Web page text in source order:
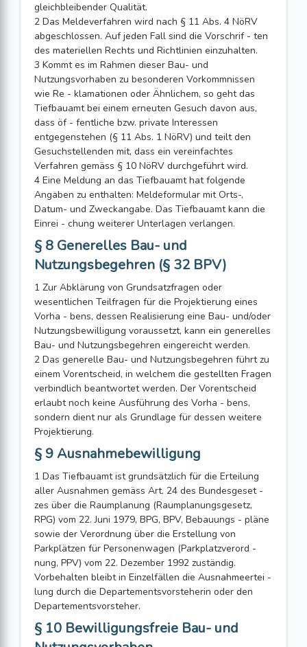
gleichbleibender Qualität.
2 Das Meldeverfahren wird nach § 11 Abs. 4 NöRV
abgeschlossen. Auf jeden Fall sind die Vorschrif - ten
des materiellen Rechts und Richtlinien einzuhalten.
3 Kommt es im Rahmen dieser Bau- und
Nutzungsvorhaben zu besonderen Vorkommnissen
wie Re - klamationen oder Ähnlichem, so geht das
Tiefbauamt bei einem erneuten Gesuch davon aus,
dass öf - fentliche bzw. private Interessen
entgegenstehen (§ 11 Abs. 1 NöRV) und teilt den
Gesuchstellenden mit, dass ein vereinfachtes
Verfahren gemäss § 10 NöRV durchgeführt wird.
4 Eine Meldung an das Tiefbauamt hat folgende
Angaben zu enthalten: Meldeformular mit Orts-,
Datum- und Zweckangabe. Das Tiefbauamt kann die
Einrei - chung weiterer Unterlagen verlangen.
§ 8 Generelles Bau- und
Nutzungsbegehren (§ 32 BPV)
1 Zur Abklärung von Grundsatzfragen oder
wesentlichen Teilfragen für die Projektierung eines
Vorha - bens, dessen Realisierung eine Bau- und/oder
Nutzungsbewilligung voraussetzt, kann ein generelles
Bau- und Nutzungsbegehren eingereicht werden.
2 Das generelle Bau- und Nutzungsbegehren führt zu
einem Vorentscheid, in welchem die gestellten Fragen
verbindlich beantwortet werden. Der Vorentscheid
erlaubt noch keine Ausführung des Vorha - bens,
sondern dient nur als Grundlage für dessen weitere
Projektierung.
§ 9 Ausnahmebewilligung
1 Das Tiefbauamt ist grundsätzlich für die Erteilung
aller Ausnahmen gemäss Art. 24 des Bundesgeset -
zes über die Raumplanung (Raumplanungsgesetz,
RPG) vom 22. Juni 1979, BPG, BPV, Bebauungs - pläne
sowie der Verordnung über die Erstellung von
Parkplätzen für Personenwagen (Parkplatzverord -
nung, PPV) vom 22. Dezember 1992 zuständig.
Vorbehalten bleibt in Einzelfällen die Ausnahmeertei -
lung durch die Departementsvorsteherin oder den
Departementsvorsteher.
§ 10 Bewilligungsfreie Bau- und